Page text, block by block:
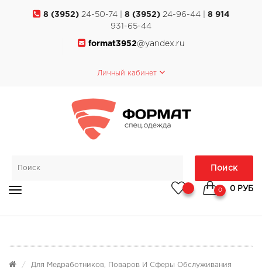
8 (3952)24-50-74 | 8 (3952)24-96-44 | 8 914
931-65-44
format3952@yandex.ru
Личный кабинет
Поиск
0 0 РУБ
Для Медработников, Поваров И Сферы Обслуживания